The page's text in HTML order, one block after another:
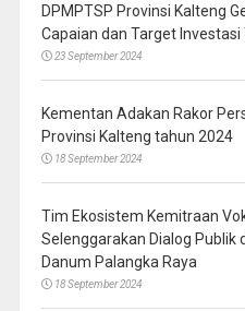
DPMPTSP Provinsi Kalteng
Capaian dan Target Investasi
23 September 2024
Kementan Adakan Rakor
Provinsi Kalteng tahun 2024
18 September 2024
Tim Ekosistem Kemitraan
Selenggarakan Dialog Publik
Danum Palangka Raya
18 September 2024